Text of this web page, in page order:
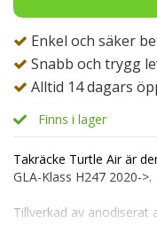
Enkel och säker
Snabb och trygg
Alltid 14 dagars
Finns i lager
Takräcke Turtle Air är
GLA-Klass H247 2020->.
Tillverkad av anodiserat